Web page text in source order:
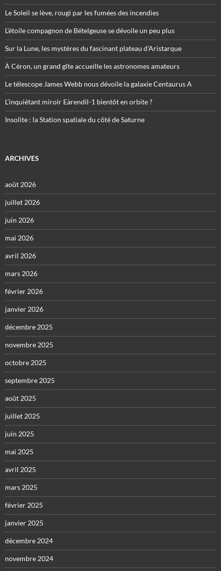
Le Soleil se lève, rougi par les fumées des incendies
L’étoile compagnon de Bételgeuse se dévoile un peu plus
Sur la Lune, les mystères du fascinant plateau d’Aristarque
À Céron, un grand gîte accueille les astronomes amateurs
Le télescope James Webb nous dévoile la galaxie Centaurus A
L’inquiétant miroir Eärendil-1 bientôt en orbite ?
Insolite : la Station spatiale du côté de Saturne
ARCHIVES
août 2026
juillet 2026
juin 2026
mai 2026
avril 2026
mars 2026
février 2026
janvier 2026
décembre 2025
novembre 2025
octobre 2025
septembre 2025
août 2025
juillet 2025
juin 2025
mai 2025
avril 2025
mars 2025
février 2025
janvier 2025
décembre 2024
novembre 2024